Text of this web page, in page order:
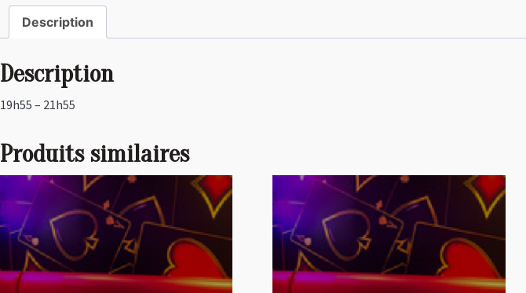
Description
Description
19h55 – 21h55
Produits similaires